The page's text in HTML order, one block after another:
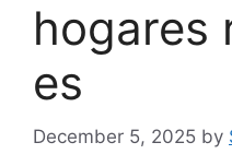
hogares
es
December 5, 2025 by